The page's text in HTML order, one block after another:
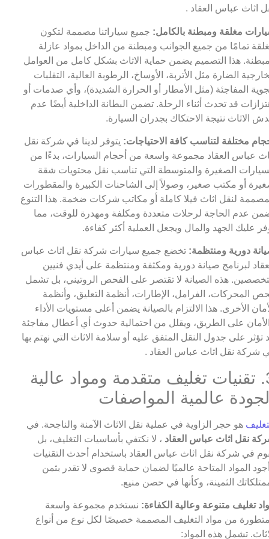
اثاث عباس العقاد .
مغلقة ومبطنة بالكامل: جميع سياراتنا مصممة لتكون
تمامًا من جميع الجوانب ومبطنة من الداخل بمواد عازلة
هذا التصميم يضمن حماية الاثاث بشكل كامل من العوامل
الضارة مثل الأتربة، الأوساخ، الرطوبة العالية، التقلبات
المفاجئة (مثل الأمطار أو الحرارة الشديدة)، وأي صدمات أو
قد تحدث أثناء الرحلة. تضمن البطانة الداخلية أيضًا عدم
الاثاث نتيجة الاحتكاك بجدران السيارة.
مختلفة لتناسب كافة الاحتياجات: يتوفر لدينا في شركة نقل
عباس العقاد مجموعة واسعة من أحجام السيارات، بدءًا من
الصغيرة والمتوسطة التي تناسب نقل محتويات شقة
أو مكتب صغير، وصولاً إلى الشاحنات الكبيرة والمقطورات
لنقل اثاث فيلا كاملة أو مكاتب شركات ضخمة. هذا التنوع
عدم الحاجة لرحلات متعددة ومكلفة ومهدرة للوقت، مما
عليك الجهد والمال ويجعل العملية أكثر كفاءة.
دورية ومنتظمة: تخضع جميع سيارات شركة نقل اثاث عباس
لبرنامج صيانة دورية ومكثفة ومنتظمة على أيدي فنيين
هذه الصيانة لا تقتصر على الفحص الروتيني، بل تشمل
المحركات، الفرامل، الإطارات، أنظمة التعليق، وأنظمة
الأخرى. هذا الالتزام بالصيانة يضمن أعلى مستويات الأداء
على الطريق، ويقلل من احتمالية حدوث أي أعطال مفاجئة
تؤثر على جدول النقل المتفق عليه أو سلامة الاثاث التي نهتم بها
شركة نقل اثاث عباس العقاد .
3. تقنيات تغليف متقدمة ومواد عالية
عالمية المواصفات
هو حجر الزاوية في عملية نقل الاثاث الآمنة والناجحة. في
نقل اثاث عباس العقاد ، لا نكتفي بأساسيات التغليف، بل
في شركة نقل اثاث عباس العقاد باستخدام أحدث التقنيات
المواد المتاحة عالميًا لضمان حماية قصوى لا تقدر بثمن
الثمينة، وكأنها في حصن منيع.
تغليف متنوعة وعالية الكفاءة: نستخدم مجموعة واسعة
من مواد التغليف المصممة خصيصًا لكل نوع من أنواع
تشمل هذه المواد: